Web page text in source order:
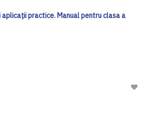
practice. Manual pentru clasa a